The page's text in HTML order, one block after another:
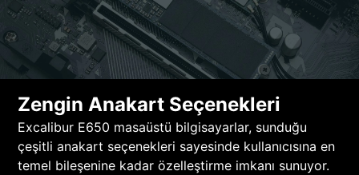
Zengin Anakart Seçenekleri
Excalibur E650 masaüstü bilgisayarlar, sunduğu
çeşitli anakart seçenekleri sayesinde kullanıcısına en
temel bileşenine kadar özelleştirme imkanı sunuyor.